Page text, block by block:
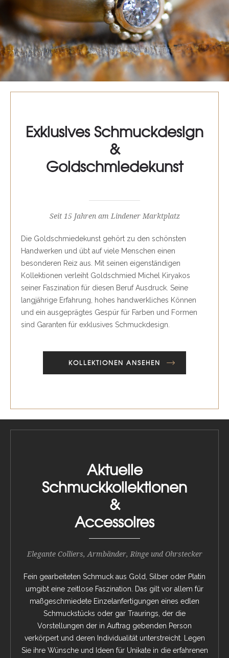
Exklusives Schmuckdesign
&
Goldschmiedekunst
Seit 15 Jahren am Lindener Marktplatz
Die Goldschmiedekunst gehört zu den schönsten
Handwerken und übt auf viele Menschen einen
besonderen Reiz aus. Mit seinen eigenständigen
Kollektionen verleiht Goldschmied Michel Kiryakos
seiner Faszination für diesen Beruf Ausdruck. Seine
langjährige Erfahrung, hohes handwerkliches Können
und ein ausgeprägtes Gespür für Farben und Formen
sind Garanten für exklusives Schmuckdesign.
KOLLEKTIONEN ANSEHEN
Aktuelle
Schmuckkollektionen
&
Accessoires
Elegante Colliers, Armbänder, Ringe und Ohrstecker
Fein gearbeiteten Schmuck aus Gold, Silber oder Platin
umgibt eine zeitlose Faszination. Das gilt vor allem für
maßgeschmiedete Einzelanfertigungen eines edlen
Schmuckstücks oder gar Traurings, der die
Vorstellungen der in Auftrag gebenden Person
verkörpert und deren Individualität unterstreicht. Legen
Sie ihre Wünsche und Ideen für Unikate in die erfahrenen